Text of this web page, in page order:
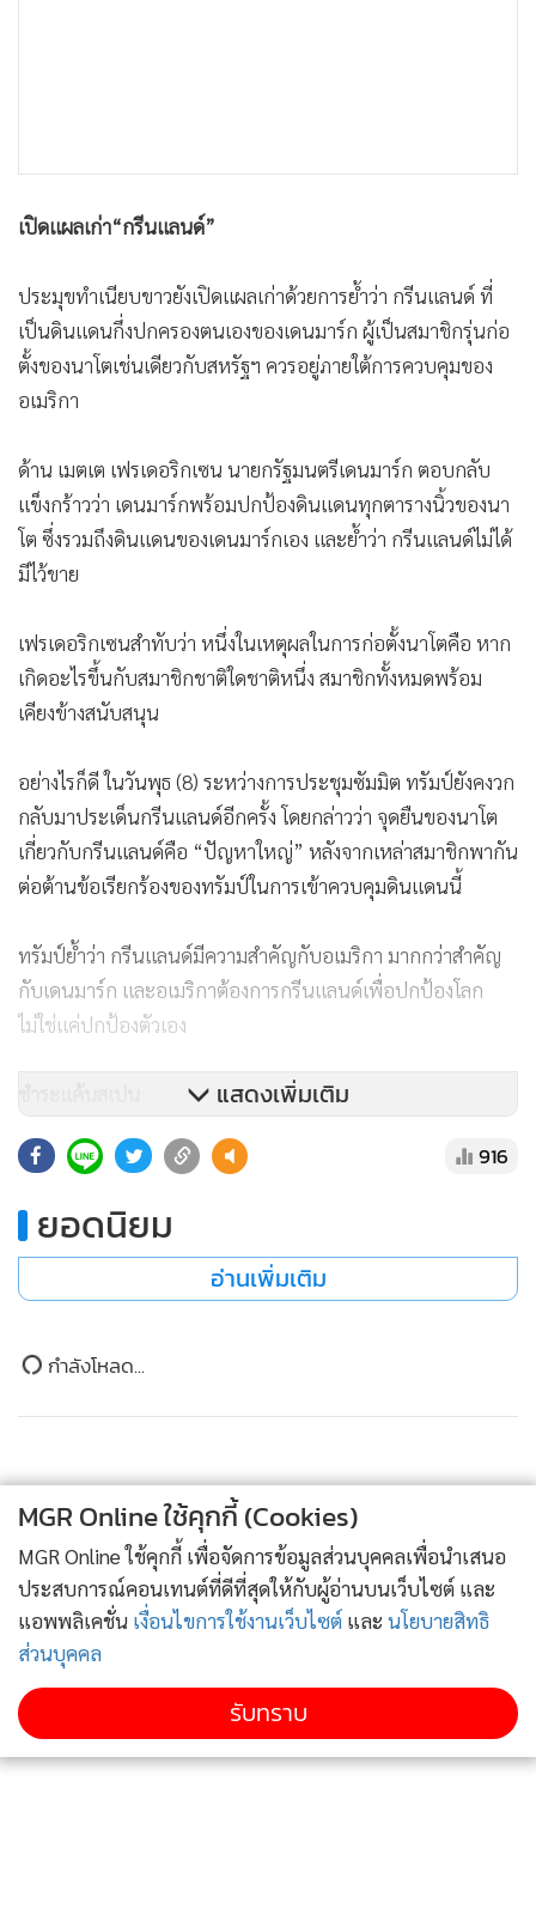
เปิดแผลเก่า“กรีนแลนด์”
ประมุขทำเนียบขาวยังเปิดแผลเก่าด้วยการย้ำว่า กรีนแลนด์ ที่
เป็นดินแดนกึ่งปกครองตนเองของเดนมาร์ก ผู้เป็นสมาชิกรุ่นก่อ
ตั้งของนาโตเช่นเดียวกับสหรัฐฯ ควรอยู่ภายใต้การควบคุมของ
อเมริกา
ด้าน เมตเต เฟรเดอริกเซน นายกรัฐมนตรีเดนมาร์ก ตอบกลับ
แข็งกร้าวว่า เดนมาร์กพร้อมปกป้องดินแดนทุกตารางนิ้วของนา
โต ซึ่งรวมถึงดินแดนของเดนมาร์กเอง และย้ำว่า กรีนแลนด์ไม่ได้
มีไว้ขาย
เฟรเดอริกเซนสำทับว่า หนึ่งในเหตุผลในการก่อตั้งนาโตคือ หาก
เกิดอะไรขึ้นกับสมาชิกชาติใดชาติหนึ่ง สมาชิกทั้งหมดพร้อม
เคียงข้างสนับสนุน
อย่างไรก็ดี ในวันพุธ (8) ระหว่างการประชุมซัมมิต ทรัมป์ยังคงวก
กลับมาประเด็นกรีนแลนด์อีกครั้ง โดยกล่าวว่า จุดยืนของนาโต
เกี่ยวกับกรีนแลนด์คือ “ปัญหาใหญ่” หลังจากเหล่าสมาชิกพากัน
ต่อต้านข้อเรียกร้องของทรัมป์ในการเข้าควบคุมดินแดนนี้
ทรัมป์ย้ำว่า กรีนแลนด์มีความสำคัญกับอเมริกา มากกว่าสำคัญ
กับเดนมาร์ก และอเมริกาต้องการกรีนแลนด์เพื่อปกป้องโลก
ไม่ใช่แค่ปกป้องตัวเอง
นอกจากนั้น ในช่วงต้นการประชุมสุดยอดนาโตวันพุธ ทรัมป์ยัง
ประกาศว่า ได้สั่งให้รัฐมนตรีคลัง สกอตต์ เบสเซนต์ ของสหรัฐฯ
แสดงเพิ่มเติม
916
ยอดนิยม
อ่านเพิ่มเติม
ข่าวในหมวดล่าสุด
2
3
สงครามไฮบริด! “รัสเซีย” เล่นแรงส่งโดรนติดระเบิด
เตรียมโจมตีเครื่องคาร์โก Antonov ขนกระสุนทหาร
ยูเครนจอดใน “สนามบินไลป์ซิก”
4
“เซเลนสกี” ประกาศชัย “ยูเครน” โจมตีพิสัยไกล 2
โรงงานกลั่นน้ำมันรัสเซีย หลังตะวันตกแฉ “ล็อกฮีดมาร์
ติน” เล็งเปิดโปรเจกต์ผลิต "มิสไซล์แพทริออต PAC-3
MGR Online ใช้คุกกี้ (Cookies)
MGR Online ใช้คุกกี้ เพื่อจัดการข้อมูลส่วนบุคคลเพื่อนำเสนอ
ประสบการณ์คอนเทนต์ที่ดีที่สุดให้กับผู้อ่านบนเว็บไซต์ และ
แอพพลิเคชั่น เงื่อนไขการใช้งานเว็บไซต์ และ นโยบายสิทธิ
ส่วนบุคคล
รับทราบ